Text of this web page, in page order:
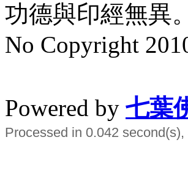
功德與印經無異。
No Copyright
Powered by 七葉
Processed in 0.042